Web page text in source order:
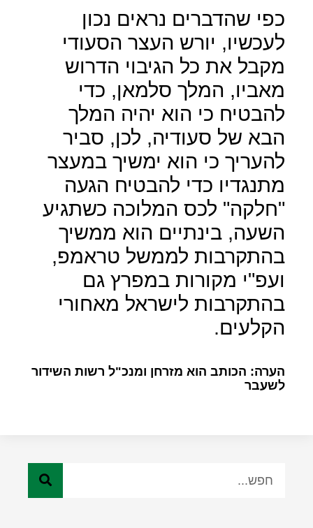
כפי שהדברים נראים נכון
לעכשיו, יורש העצר הסעודי
מקבל את כל הגיבוי הדרוש
מאביו, המלך סלמאן, כדי
להבטיח כי הוא יהיה המלך
הבא של סעודיה, לכן, סביר
להעריך כי הוא ימשיך במעצר
מתנגדיו כדי להבטיח הגעה
"חלקה" לכס המלוכה כשתגיע
השעה, בינתיים הוא ממשיך
בהתקרבות לממשל טראמפ,
ועפ"י מקורות במפרץ גם
בהתקרבות לישראל מאחורי
הקלעים.
הערה: הכותב הוא מזרחן ומנכ"ל רשות השידור
לשעבר